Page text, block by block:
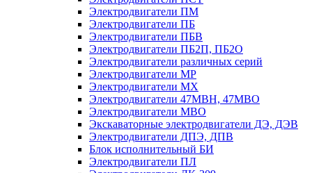
Электродвигатели ПМ
Электродвигатели ПБ
Электродвигатели ПБВ
Электродвигатели ПБ2П, ПБ2О
Электродвигатели различных серий
Электродвигатели МР
Электродвигатели MX
Электродвигатели 47MBH, 47МВО
Электродвигатели MBO
Экскаваторные электродвигатели ДЭ, ДЭВ
Электродвигатели ДПЭ, ДПВ
Блок исполнительный БИ
Электродвигатели ПЛ